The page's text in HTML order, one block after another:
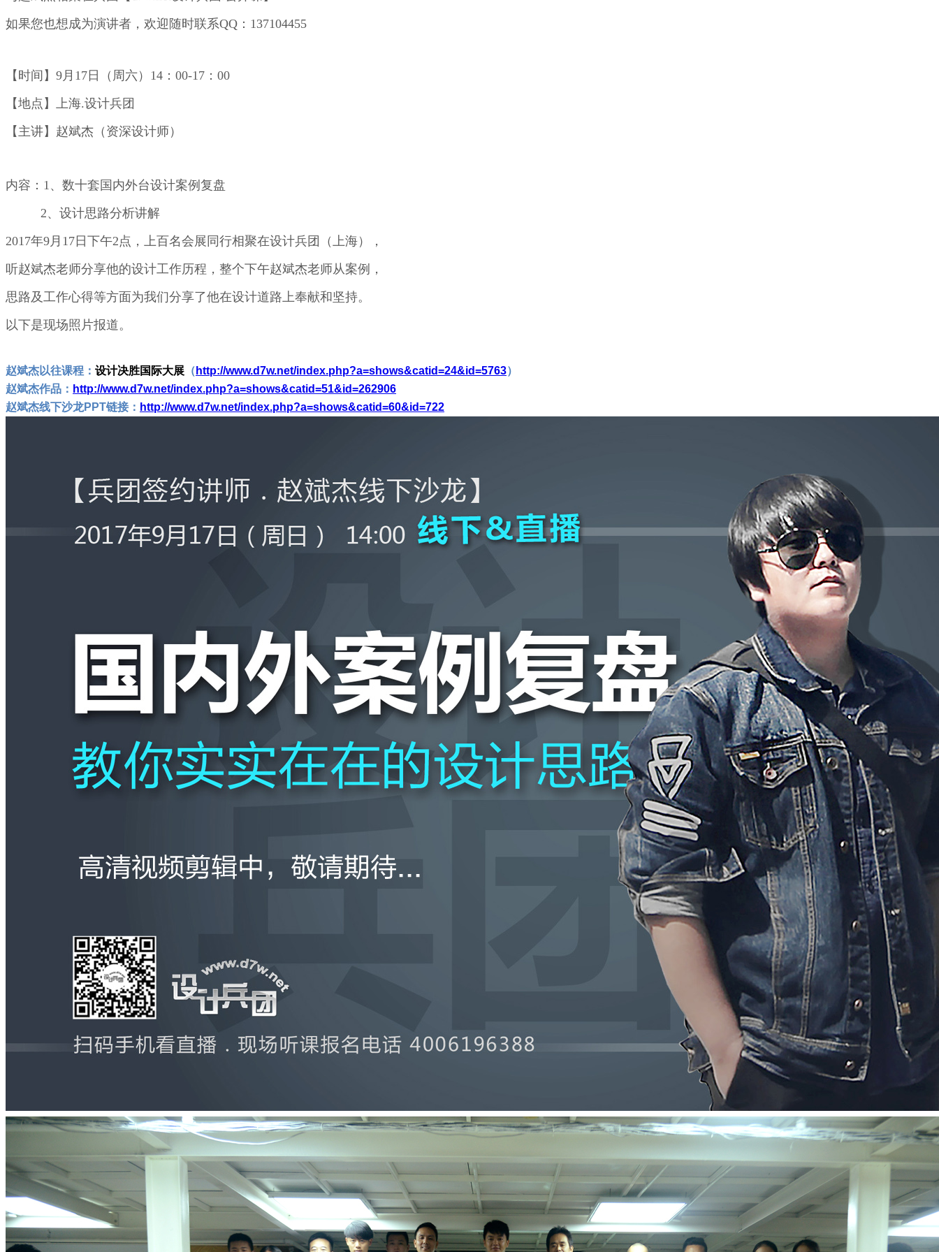
如果您也想成为演讲者，欢迎随时联系QQ：137104455
【时间】9月17日（周六）14：00-17：00
【地点】上海.设计兵团
【主讲】赵斌杰（资深设计师）
内容：1、数十套国内外台设计案例复盘
2、设计思路分析讲解
2017年9月17日下午2点，上百名会展同行相聚在设计兵团（上海），
听赵斌杰老师分享他的设计工作历程，整个下午赵斌杰老师从案例，
思路及工作心得等方面为我们分享了他在设计道路上奉献和坚持。
以下是现场照片报道。
赵斌杰以往课程： 设计决胜国际大展 （ http://www.d7w.net/index.php?a=shows&catid=24&id=5763）
赵斌杰作品： http://www.d7w.net/index.php?a=shows&catid=51&id=262906
赵斌杰线下沙龙PPT链接： http://www.d7w.net/index.php?a=shows&catid=60&id=722